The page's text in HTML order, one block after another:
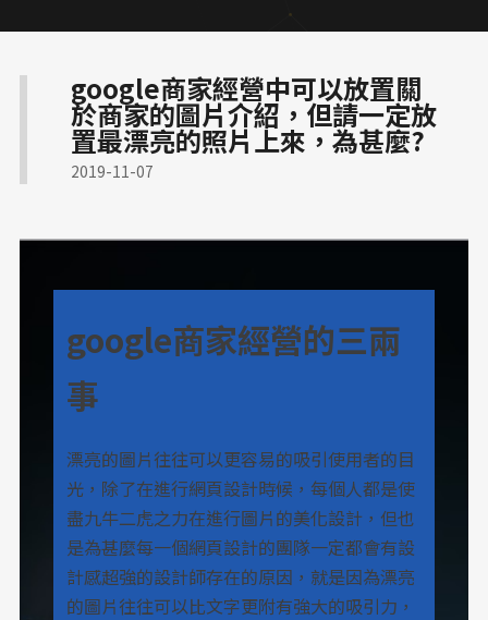
關於蘋果
符合醫療法規網頁
RWD 購物車設計
金流物流一站式整合
RWD 校園官網改版
企業品牌數位轉型
在地服務 SEO 佈局
診所品牌形象塑造
工業品牌 SEO 優化
大學院所／系辦網頁設計
網路開店 SEO 策略
高信任感醫療網頁
google商家經營中可以放置關
於商家的圖片介紹，但請一定放
置最漂亮的照片上來，為甚麼?
2019-11-07
google商家經營的三兩
事
漂亮的圖片往往可以更容易的吸引使用者的目
光，除了在進行網頁設計時候，每個人都是使
盡九牛二虎之力在進行圖片的美化設計，但也
是為甚麼每一個網頁設計的團隊一定都會有設
計感超強的設計師存在的原因，就是因為漂亮
的圖片往往可以比文字更附有強大的吸引力，